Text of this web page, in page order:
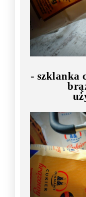
- szklanka